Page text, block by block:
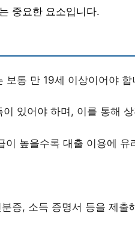
중요한 요소입니다.
보통 만 19세 이상이어야 합
이 있어야 하며, 이를 통해
이 높을수록 대출 이용에 유
증, 소득 증명서 등을 제출